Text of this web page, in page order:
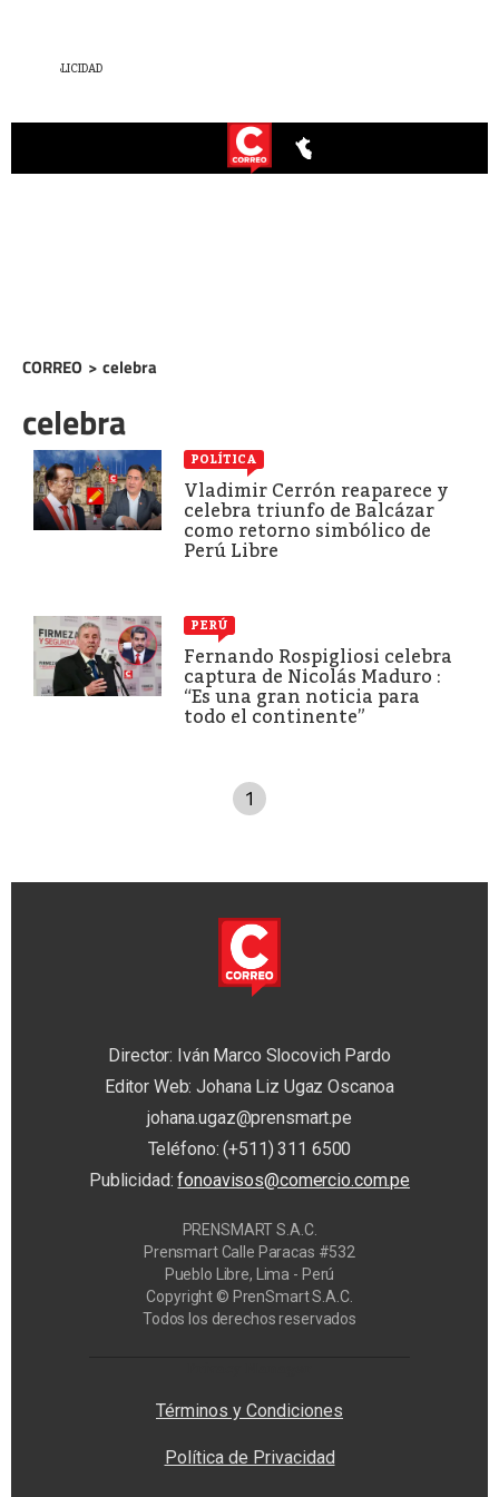
CORREO > celebra
celebra
POLÍTICA
Vladimir Cerrón reaparece y
celebra triunfo de Balcázar
como retorno simbólico de
Perú Libre
PERÚ
Fernando Rospigliosi celebra
captura de Nicolás Maduro :
“Es una gran noticia para
todo el continente”
1
Director: Iván Marco Slocovich Pardo
Editor Web: Johana Liz Ugaz Oscanoa
johana.ugaz@prensmart.pe
Teléfono: (+511) 311 6500
Publicidad:fonoavisos@comercio.com.pe
PRENSMART S.A.C.
Prensmart Calle Paracas #532
Pueblo Libre, Lima - Perú
Copyright © PrenSmart S.A.C.
Todos los derechos reservados
Términos y Condiciones
Política de Privacidad